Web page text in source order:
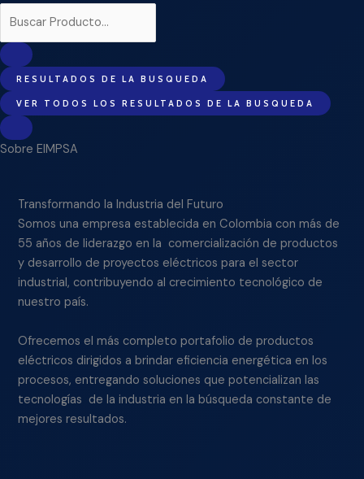
RESULTADOS DE LA BUSQUEDA
VER TODOS LOS RESULTADOS DE LA BUSQUEDA
Sobre EIMPSA
Transformando la Industria del Futuro
Somos una empresa establecida en Colombia con más de
55 años de liderazgo en la comercialización de productos
y desarrollo de proyectos eléctricos para el sector
industrial, contribuyendo al crecimiento tecnológico de
nuestro país.
Ofrecemos el más completo portafolio de productos
eléctricos dirigidos a brindar eficiencia energética en los
procesos, entregando soluciones que potencializan las
tecnologías de la industria en la búsqueda constante de
mejores resultados.